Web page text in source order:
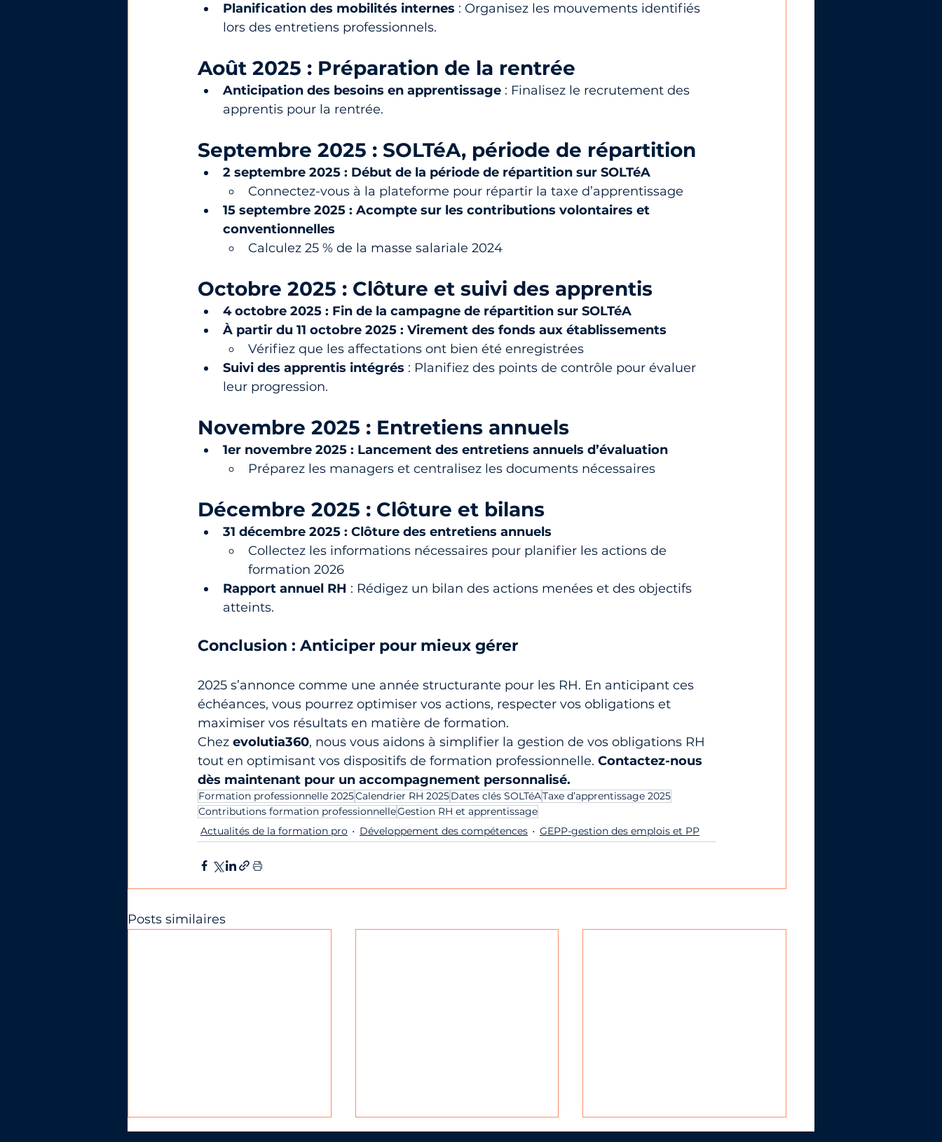
Planification des mobilités internes : Organisez les mouvements identifiés
lors des entretiens professionnels.
Août 2025 : Préparation de la rentrée
Anticipation des besoins en apprentissage : Finalisez le recrutement des
apprentis pour la rentrée.
Septembre 2025 : SOLTéA, période de répartition
2 septembre 2025 : Début de la période de répartition sur SOLTéA
Connectez-vous à la plateforme pour répartir la taxe d’apprentissage
15 septembre 2025 : Acompte sur les contributions volontaires et
conventionnelles
Calculez 25 % de la masse salariale 2024
Octobre 2025 : Clôture et suivi des apprentis
4 octobre 2025 : Fin de la campagne de répartition sur SOLTéA
À partir du 11 octobre 2025 : Virement des fonds aux établissements
Vérifiez que les affectations ont bien été enregistrées
Suivi des apprentis intégrés : Planifiez des points de contrôle pour évaluer
leur progression.
Novembre 2025 : Entretiens annuels
1er novembre 2025 : Lancement des entretiens annuels d’évaluation
Préparez les managers et centralisez les documents nécessaires
Décembre 2025 : Clôture et bilans
31 décembre 2025 : Clôture des entretiens annuels
Collectez les informations nécessaires pour planifier les actions de
formation 2026
Rapport annuel RH : Rédigez un bilan des actions menées et des objectifs
atteints.
Conclusion : Anticiper pour mieux gérer
2025 s’annonce comme une année structurante pour les RH. En anticipant ces
échéances, vous pourrez optimiser vos actions, respecter vos obligations et
maximiser vos résultats en matière de formation.
Chez evolutia360, nous vous aidons à simplifier la gestion de vos obligations RH
tout en optimisant vos dispositifs de formation professionnelle. Contactez-nous
dès maintenant pour un accompagnement personnalisé.
Formation professionnelle 2025Calendrier RH 2025Dates clés SOLTéATaxe d’apprentissage 2025
Contributions formation professionnelleGestion RH et apprentissage
Actualités de la formation pro
Développement des compétences GEPP-gestion des emplois et PP
Posts similaires